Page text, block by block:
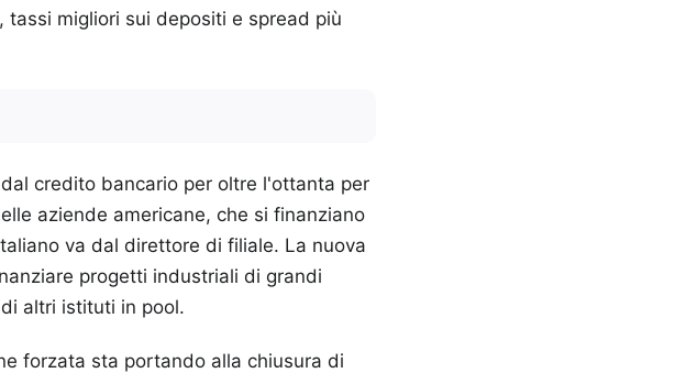
tassi migliori sui depositi e spread più
credito bancario per oltre l'ottanta per
aziende americane, che si finanziano
va dal direttore di filiale. La nuova
progetti industriali di grandi
altri istituti in pool.
forzata sta portando alla chiusura di